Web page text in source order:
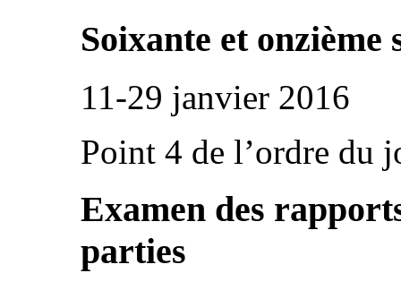
Soixante et onzième
11-29 janvier 2016
Point 4 de l’ordre du
Examen des
parties